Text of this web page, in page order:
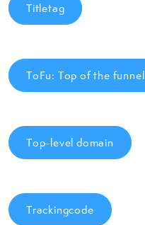
Titletag
ToFu: Top of the funnel
Top-level domain
Trackingcode